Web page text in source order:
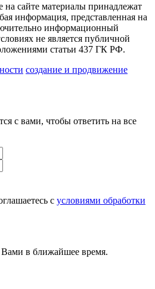
сайте материалы принадлежат
информация, представленная на
информационный
не является публичной
статьи 437 ГК РФ.
создание и продвижение
с вами, чтобы ответить на все
с условиями обработки
в ближайшее время.